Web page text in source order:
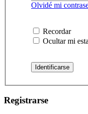
Olvidé mi
Recordar
Ocultar mi
Registrarse